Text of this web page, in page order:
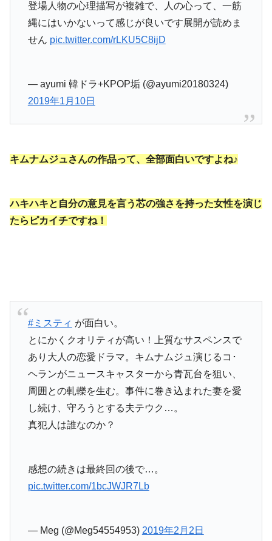
登場人物の心理描写が複雑で、人の心って、一筋
縄にはいかないって感じが良いです展開が読めま
せん pic.twitter.com/rLKU5C8ijD
— ayumi 韓ドラ+KPOP垢 (@ayumi20180324)
2019年1月10日
キムナムジュさんの作品って、全部面白いですよね♪
ハキハキと自分の意見を言う芯の強さを持った女性を演じ
たらピカイチですね！
#ミスティ が面白い。
とにかくクオリティが高い！上質なサスペンスで
あり大人の恋愛ドラマ。キムナムジュ演じるコ･
ヘランがニュースキャスターから青瓦台を狙い、
周囲との軋轢を生む。事件に巻き込まれた妻を愛
し続け、守ろうとする夫テウク…。
真犯人は誰なのか？
感想の続きは最終回の後で…。
pic.twitter.com/1bcJWJR7Lb
— Meg (@Meg54554953) 2019年2月2日